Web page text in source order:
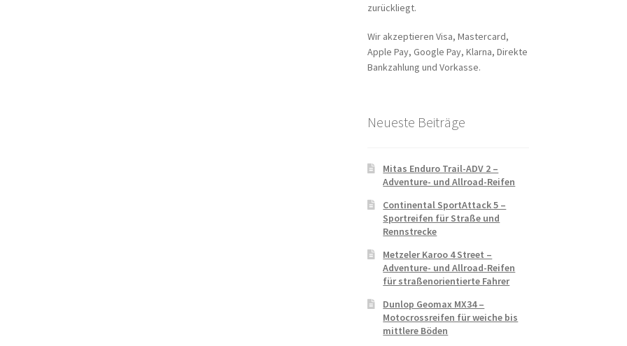
zurückliegt.
Wir akzeptieren Visa, Mastercard,
Apple Pay, Google Pay, Klarna, Direkte
Bankzahlung und Vorkasse.
Neueste Beiträge
Mitas Enduro Trail-ADV 2 –
Adventure- und Allroad-Reifen
Continental SportAttack 5 –
Sportreifen für Straße und
Rennstrecke
Metzeler Karoo 4 Street –
Adventure- und Allroad-Reifen
für straßenorientierte Fahrer
Dunlop Geomax MX34 –
Motocrossreifen für weiche bis
mittlere Böden